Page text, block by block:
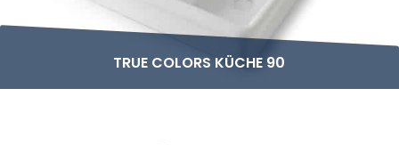
TRUE COLORS KÜCHE 90